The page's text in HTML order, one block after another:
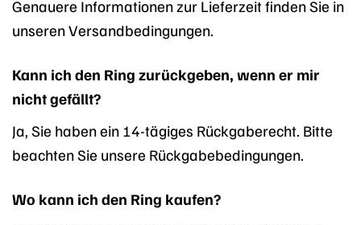
Genauere Informationen zur Lieferzeit finden Sie in
unseren Versandbedingungen.
Kann ich den Ring zurückgeben, wenn er mir
nicht gefällt?
Ja, Sie haben ein 14-tägiges Rückgaberecht. Bitte
beachten Sie unsere Rückgabebedingungen.
Wo kann ich den Ring kaufen?